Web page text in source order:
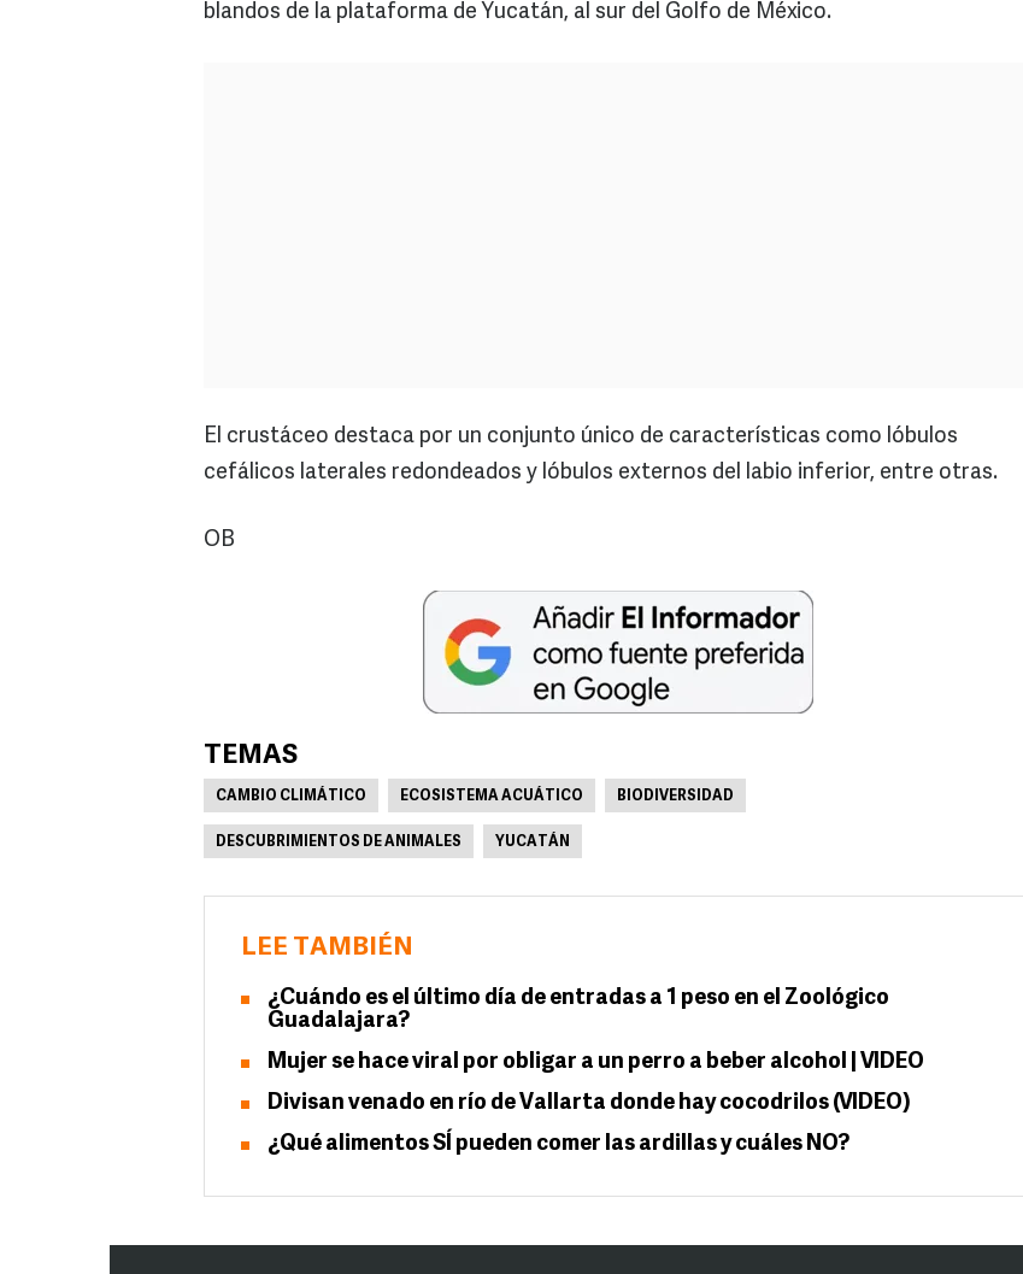
blandos de la plataforma de Yucatán, al sur del Golfo de México.
El crustáceo destaca por un conjunto único de características como lóbulos
cefálicos laterales redondeados y lóbulos externos del labio inferior, entre otras.
OB
TEMAS
CAMBIO CLIMÁTICO ECOSISTEMA ACUÁTICO BIODIVERSIDAD
DESCUBRIMIENTOS DE ANIMALES YUCATÁN
LEE TAMBIÉN
¿Cuándo es el último día de entradas a 1 peso en el Zoológico
Guadalajara?
Mujer se hace viral por obligar a un perro a beber alcohol | VIDEO
Divisan venado en río de Vallarta donde hay cocodrilos (VIDEO)
¿Qué alimentos SÍ pueden comer las ardillas y cuáles NO?